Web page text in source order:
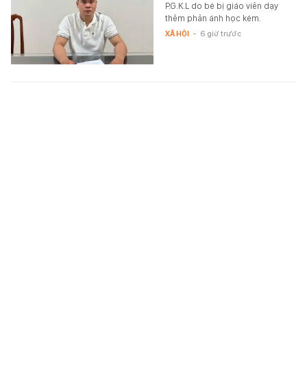
P.G.K.L do bé bị giáo viên dạy
thêm phản ánh học kém.
XÃ HỘI - 6 giờ trước